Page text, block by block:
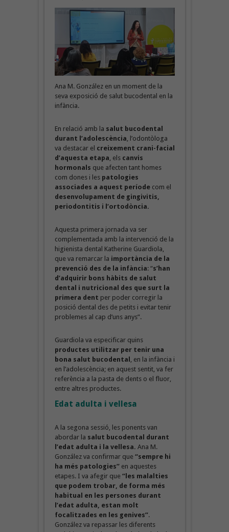
Ana M. González en un moment de la
seva exposició de salut bucodental en la
infància.
En relació amb la salut bucodental
durant l’adolescència, l’odontòloga
va destacar el creixement crani-facial
d’aquesta etapa, els canvis
hormonals que afecten tant homes
com dones i les patologies
associades a aquest període com el
desenvolupament de gingivitis,
periodontitis i l’ortodòncia.
Aquesta primera jornada va ser
complementada amb la intervenció de la
higienista dental Katherine Guardiola,
que va remarcar la importància de la
prevenció des de la infància: “s’han
d’adquirir bons hàbits de salut
dental i nutricional des que surt la
primera dent per poder corregir la
posició dental des de petits i evitar tenir
problemes al cap d’uns anys”.
Guardiola va especificar quins
productes utilitzar per tenir una
bona salut bucodental , en la infància i
en l’adolescència; en aquest sentit, va fer
referència a la pasta de dents o el fluor,
entre altres productes.
Edat adulta i vellesa
A la segona sessió, les ponents van
abordar la salut bucodental durant
l’edat adulta i la vellesa. Ana M.
González va confirmar que “sempre hi
ha més patologies” en aquestes
etapes. I va afegir que “les malalties
que podem trobar, de forma més
habitual en les persones durant
l’edat adulta, estan molt
focalitzades en les genives”.
González va repassar les diferents